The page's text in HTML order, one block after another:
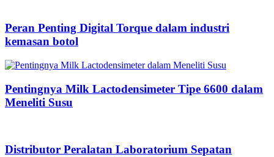
Peran Penting Digital Torque dalam industri
kemasan botol
Pentingnya Milk Lactodensimeter Tipe 6600 dalam
Meneliti Susu
Distributor Peralatan Laboratorium Sepatan